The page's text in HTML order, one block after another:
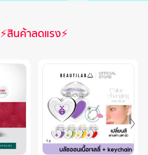
⚡สินค้าลดแรง⚡